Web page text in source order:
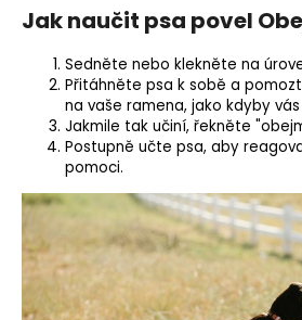
Jak naučit psa povel
Sedněte nebo klekněte na
Přitáhněte psa k sobě a
na vaše ramena, jako kdyby
Jakmile tak učiní, řekněte
Postupně učte psa, aby
pomoci.